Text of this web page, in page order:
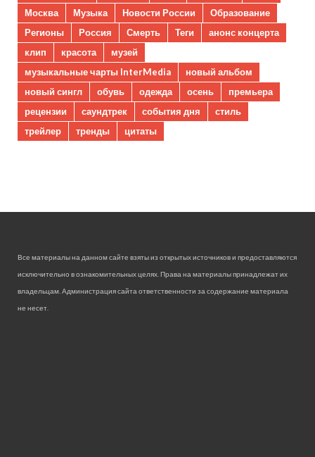
Москва
Музыка Новости России
Образование
Регионы
Россия Смерть Теги
анонс концерта
клип
красота
музей
музыкальные чарты InterMedia
новый альбом
новый сингл
обувь одежда осень
премьера
рецензии
саундтрек события дня
стиль
трейлер
тренды цитаты
Все материалы на данном сайте взяты из открытых источников и предоставляются
исключительно в ознакомительных целях. Права на материалы принадлежат их
владельцам. Администрация сайта ответственности за содержание материала
не несет.